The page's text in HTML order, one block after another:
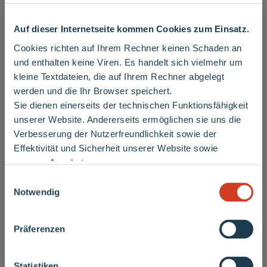
Auf dieser Internetseite kommen Cookies zum Einsatz.
Cookies richten auf Ihrem Rechner keinen Schaden an
und enthalten keine Viren. Es handelt sich vielmehr um
kleine Textdateien, die auf Ihrem Rechner abgelegt
werden und die Ihr Browser speichert.
Sie dienen einerseits der technischen Funktionsfähigkeit
unserer Website. Andererseits ermöglichen sie uns die
Verbesserung der Nutzerfreundlichkeit sowie der
Effektivität und Sicherheit unserer Website sowie
unseres Angebotes.
Notwendig
Präferenzen
Wichtiger Hinweis
anderer Energieversorger unterwegs, die an
Rechnungen vorzulegen oder Zählernummern
mitzuteilen.
Bitte beachten Sie: Diese Personen handeln
Regionalversorger 2025“
28.01.2025